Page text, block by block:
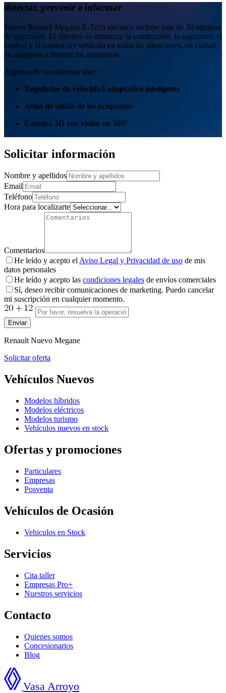
detectar, prevenir e informar
Nuevo Renault Megane E-Tech eléctrico incluye más de 30 equipos
de seguridad. El objetivo es optimizar la conducción, la seguridad, el
confort y el control del vehículo en todas las situaciones, en ciudad,
en autopista o durante las maniobras.
Algunos de los sistemas son:
Regulador de velocidad adaptativo inteligente
Aviso de salida de los ocupantes ​
Cámara 3D con visión en 360°
Solicitar información
Nombre y apellidos
Email
Teléfono
Hora para localizarte
Comentarios
He leído y acepto elAviso Legal y Privacidad de uso de mis
datos personales
He leído y acepto las condiciones legales de envíos comerciales
Sí, deseo recibir comunicaciones de marketing. Puedo cancelar
mi suscripción en cualquier momento.
Enviar
Renault Nuevo Megane
Solicitar oferta
Vehículos Nuevos
Modelos híbridos
Modelos eléctricos
Modelos turismo
Vehículos nuevos en stock
Ofertas y promociones
Particulares
Empresas
Posventa
Vehículos de Ocasión
Vehiculos en Stock
Servicios
Cita taller
Empresas Pro+
Nuestros servicios
Contacto
Quienes somos
Concesionarios
Blog
Vasa Arroyo